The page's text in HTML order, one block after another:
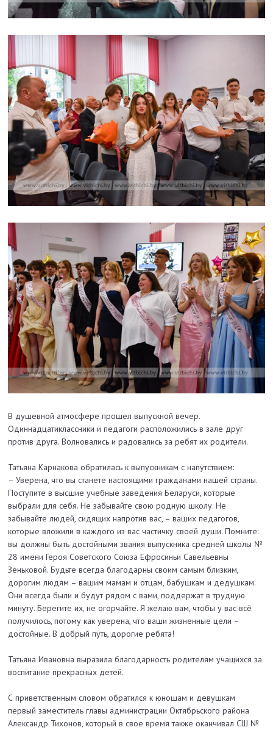
В душевной атмосфере прошел выпускной вечер.
Одиннадцатиклассники и педагоги расположились в зале друг
против друга. Волновались и радовались за ребят их родители.
Татьяна Карнакова обратилась к выпускникам с напутствием:
– Уверена, что вы станете настоящими гражданами нашей страны.
Поступите в высшие учебные заведения Беларуси, которые
выбрали для себя. Не забывайте свою родную школу. Не
забывайте людей, сидящих напротив вас, – ваших педагогов,
которые вложили в каждого из вас частичку своей души. Помните:
вы должны быть достойными звания выпускника средней школы №
28 имени Героя Советского Союза Ефросиньи Савельевны
Зеньковой. Будьте всегда благодарны своим самым близким,
дорогим людям – вашим мамам и отцам, бабушкам и дедушкам.
Они всегда были и будут рядом с вами, поддержат в трудную
минуту. Берегите их, не огорчайте. Я желаю вам, чтобы у вас всё
получилось, потому как уверена, что ваши жизненные цели –
достойные. В добрый путь, дорогие ребята!
Татьяна Ивановна выразила благодарность родителям учащихся за
воспитание прекрасных детей.
С приветственным словом обратился к юношам и девушкам
первый заместитель главы администрации Октябрьского района
Александр Тихонов, который в свое время также оканчивал СШ №